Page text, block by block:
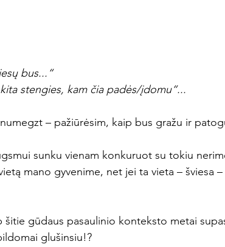
bus...“
stengies, kam čia padės/įdomu“...
– pažiūrėsim, kaip bus gražu ir
sunku vienam konkuruot su tokiu
mano gyvenime, net jei ta vieta – šviesa
šitie gūdaus pasaulinio konteksto metai
glušinsiu!?